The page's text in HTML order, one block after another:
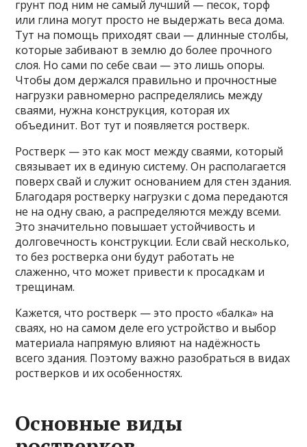
грунт под ним не самый лучший — песок, торф
или глина могут просто не выдержать веса дома.
Тут на помощь приходят сваи — длинные столбы,
которые забивают в землю до более прочного
слоя. Но сами по себе сваи — это лишь опоры.
Чтобы дом держался правильно и прочностные
нагрузки равномерно распределялись между
сваями, нужна конструкция, которая их
объединит. Вот тут и появляется ростверк.
Ростверк — это как мост между сваями, который
связывает их в единую систему. Он располагается
поверх свай и служит основанием для стен здания.
Благодаря ростверку нагрузки с дома передаются
не на одну сваю, а распределяются между всеми.
Это значительно повышает устойчивость и
долговечность конструкции. Если свай несколько,
то без ростверка они будут работать не
слаженно, что может привести к просадкам и
трещинам.
Кажется, что ростверк — это просто «балка» на
сваях, но на самом деле его устройство и выбор
материала напрямую влияют на надёжность
всего здания. Поэтому важно разобраться в видах
ростверков и их особенностях.
Основные виды